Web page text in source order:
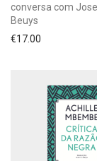
conversa com
Beuys
€17.00